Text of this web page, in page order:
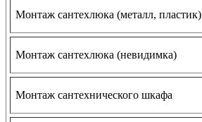
Монтаж сантехлюка (металл, пластик)
Монтаж сантехлюка (невидимка)
Монтаж сантехнического шкафа